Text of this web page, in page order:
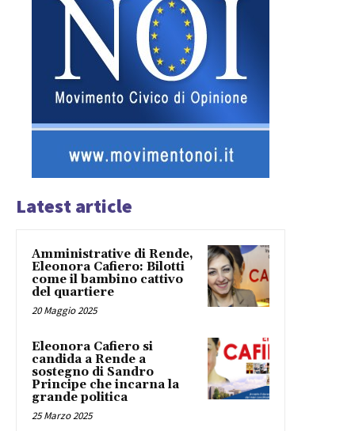
Latest article
Amministrative di Rende,
Eleonora Cafiero: Bilotti
come il bambino cattivo
del quartiere
20 Maggio 2025
Eleonora Cafiero si
candida a Rende a
sostegno di Sandro
Principe che incarna la
grande politica
25 Marzo 2025